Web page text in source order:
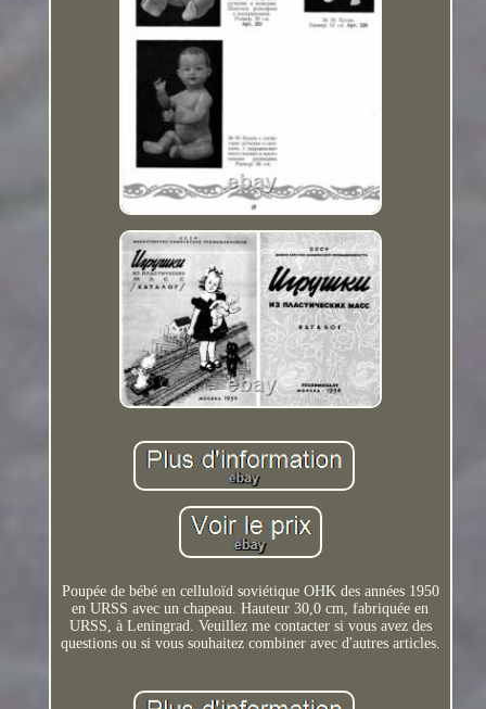
Poupée de bébé en celluloïd soviétique OHK des années 1950
en URSS avec un chapeau. Hauteur 30,0 cm, fabriquée en
URSS, à Leningrad. Veuillez me contacter si vous avez des
questions ou si vous souhaitez combiner avec d'autres articles.